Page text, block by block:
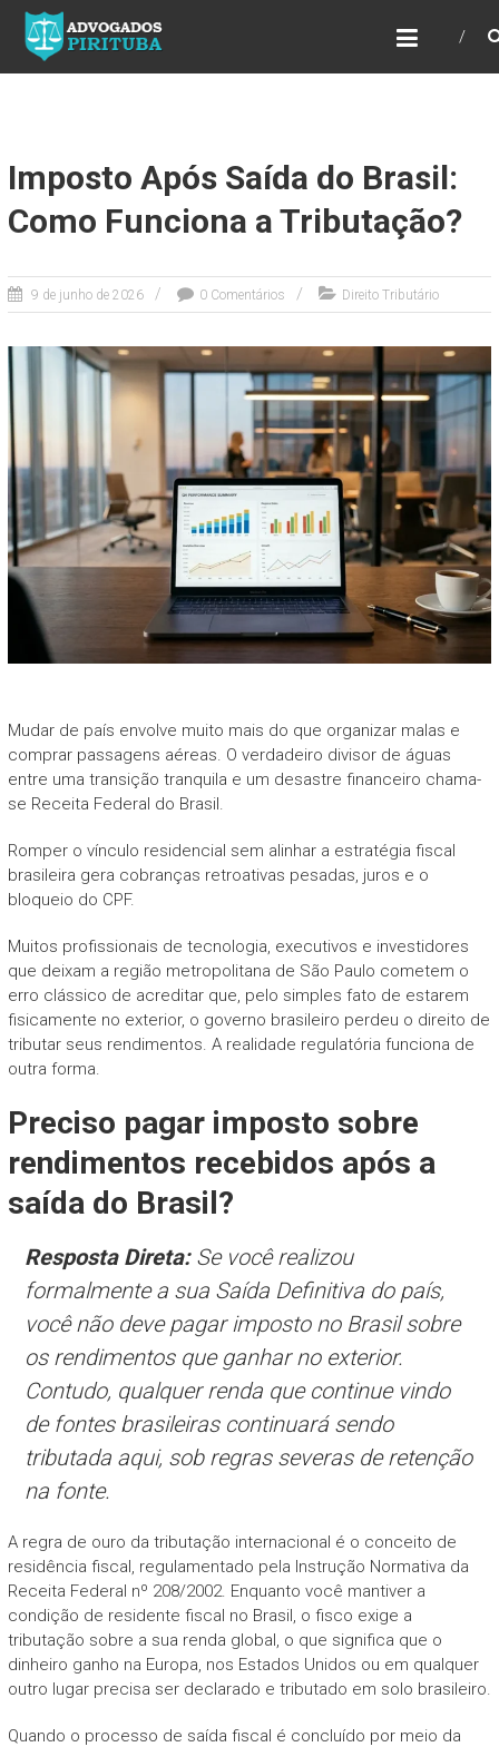
ADVOGADOS PIRITUBA
Precisando de advogado? Entre em contato!
Fazemos toda a assessoria que você
Imposto Após Saída do Brasil:
Como Funciona a Tributação?
9 de junho de 2026 0 Comentários Direito Tributário
Mudar de país envolve muito mais do que organizar malas e
comprar passagens aéreas. O verdadeiro divisor de águas
entre uma transição tranquila e um desastre financeiro chama-
se Receita Federal do Brasil.
Romper o vínculo residencial sem alinhar a estratégia fiscal
brasileira gera cobranças retroativas pesadas, juros e o
bloqueio do CPF.
Muitos profissionais de tecnologia, executivos e investidores
que deixam a região metropolitana de São Paulo cometem o
erro clássico de acreditar que, pelo simples fato de estarem
fisicamente no exterior, o governo brasileiro perdeu o direito de
tributar seus rendimentos. A realidade regulatória funciona de
outra forma.
Preciso pagar imposto sobre
rendimentos recebidos após a
saída do Brasil?
Resposta Direta:Se você realizou
formalmente a sua Saída Definitiva do país,
você não deve pagar imposto no Brasil sobre
os rendimentos que ganhar no exterior.
Contudo, qualquer renda que continue vindo
de fontes brasileiras continuará sendo
tributada aqui, sob regras severas de retenção
na fonte.
A regra de ouro da tributação internacional é o conceito de
residência fiscal, regulamentado pela Instrução Normativa da
Receita Federal nº 208/2002. Enquanto você mantiver a
condição de residente fiscal no Brasil, o fisco exige a
tributação sobre a sua renda global, o que significa que o
dinheiro ganho na Europa, nos Estados Unidos ou em qualquer
outro lugar precisa ser declarado e tributado em solo brasileiro.
Quando o processo de saída fiscal é concluído por meio da